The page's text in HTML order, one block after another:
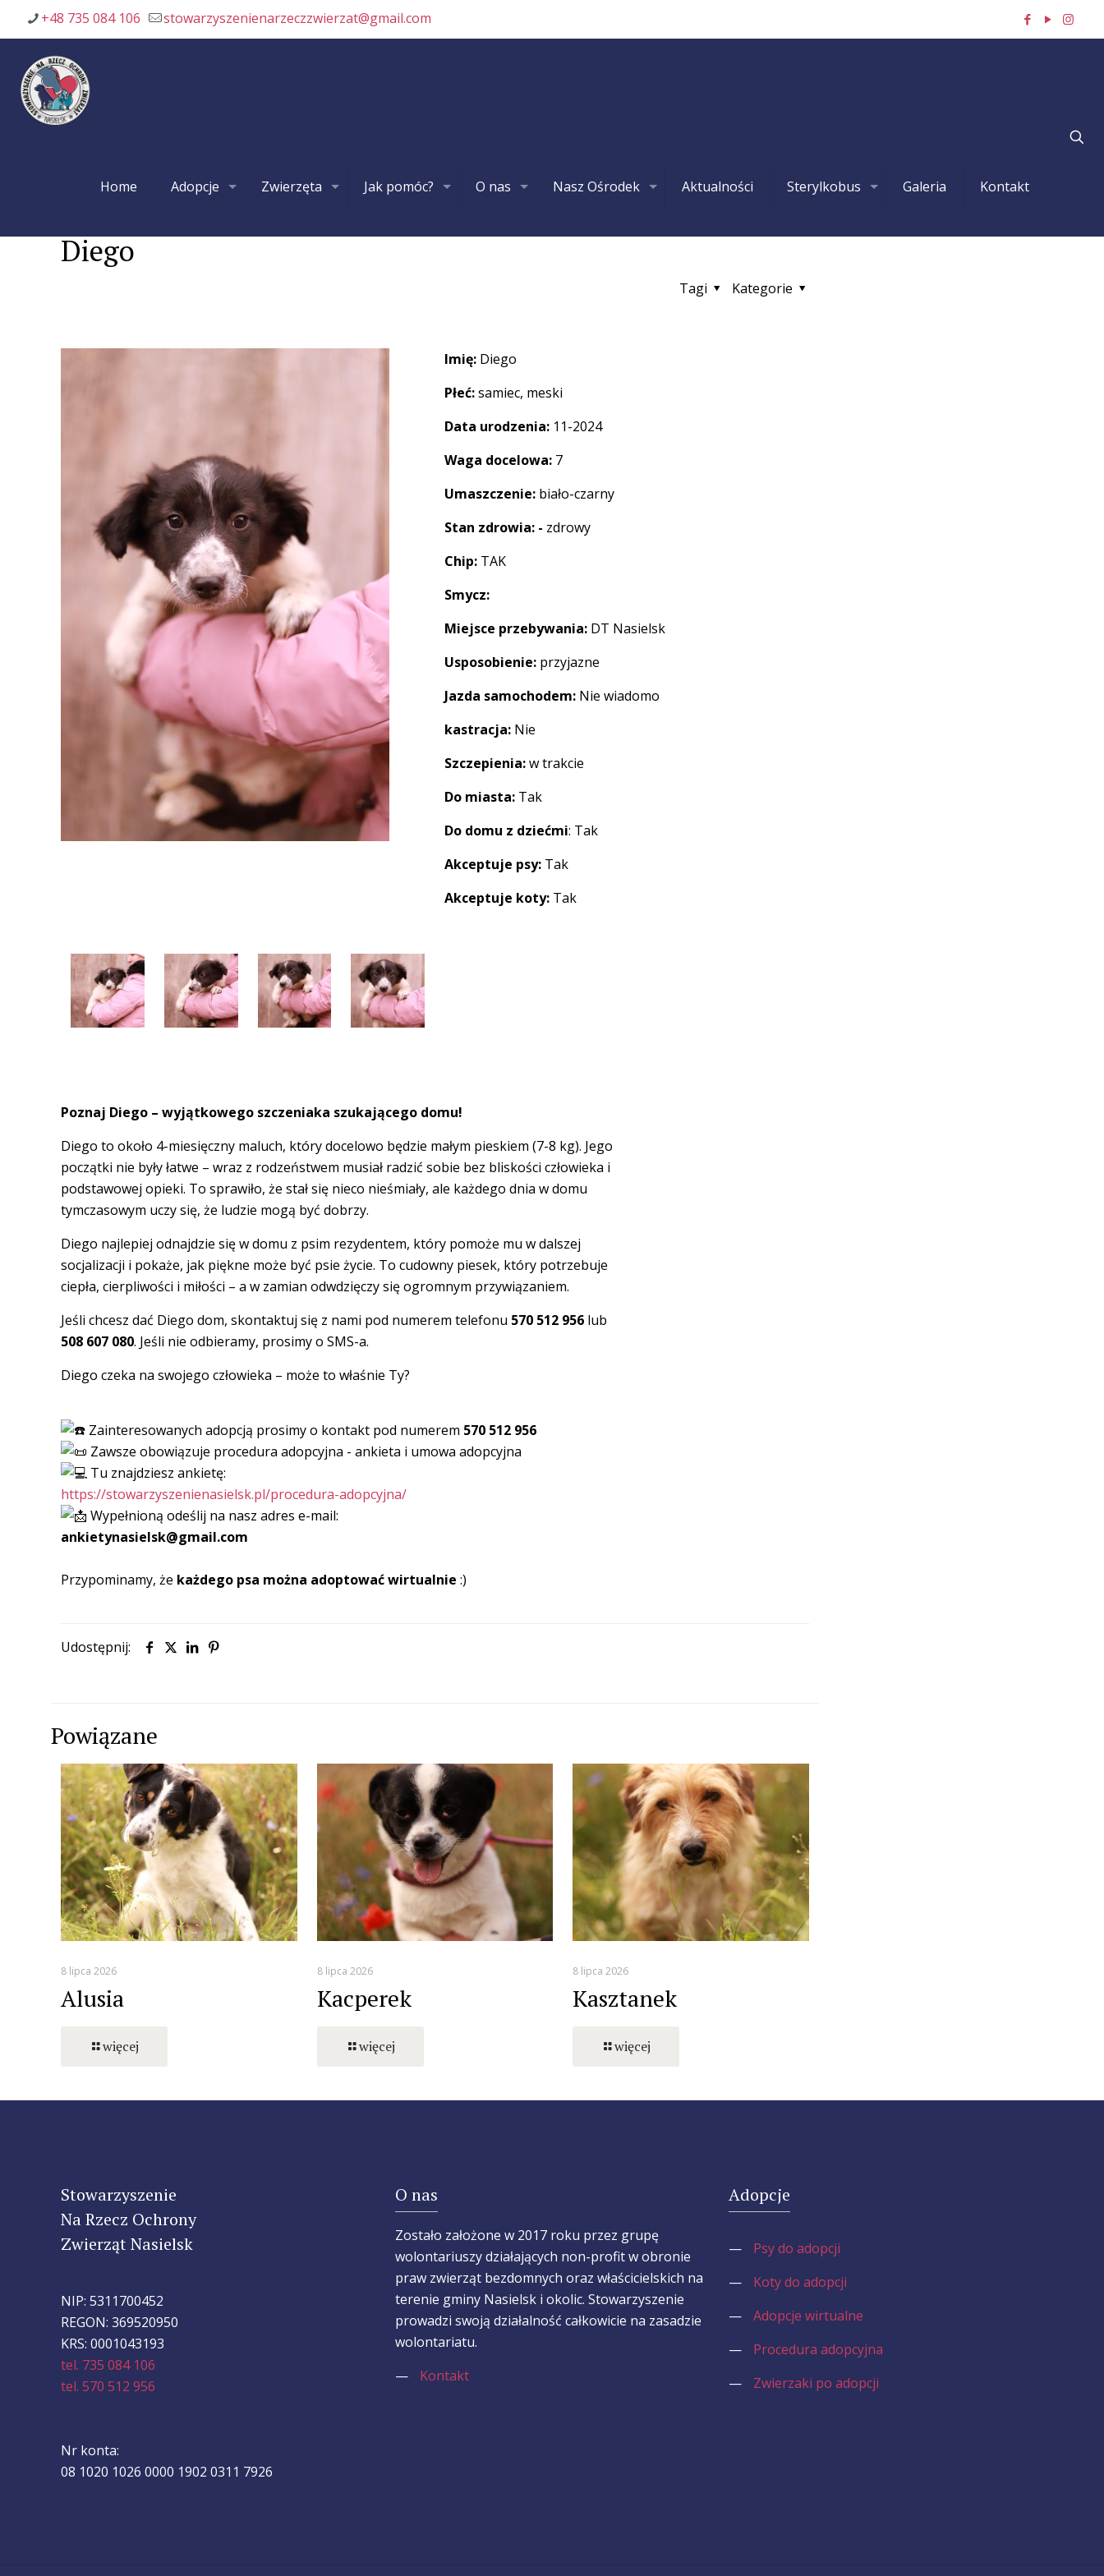
+48 735 084 106 stowarzyszenienarzeczzwierzat@gmail.com
Home Adopcje Zwierzęta Jak pomóc? O nas Nasz Ośrodek Aktualności Sterylkobus Galeria Kontakt
Diego
Kategorie
Tagi
Imię: Diego
Płeć:samiec, meski
Data urodzenia: 11-2024
Waga docelowa: 7
Umaszczenie: biało-czarny
Stan zdrowia: - zdrowy
Chip: TAK
Smycz:
Miejsce przebywania: DT Nasielsk
Usposobienie: przyjazne
Jazda samochodem: Nie wiadomo
kastracja: Nie
Szczepienia:w trakcie
Do miasta: Tak
Do domu z dziećmi: Tak
Akceptuje psy: Tak
Akceptuje koty: Tak
Poznaj Diego – wyjątkowego szczeniaka szukającego domu!
Diego to około 4-miesięczny maluch, który docelowo będzie małym pieskiem (7-8 kg). Jego
początki nie były łatwe – wraz z rodzeństwem musiał radzić sobie bez bliskości człowieka i
podstawowej opieki. To sprawiło, że stał się nieco nieśmiały, ale każdego dnia w domu
tymczasowym uczy się, że ludzie mogą być dobrzy.
Diego najlepiej odnajdzie się w domu z psim rezydentem, który pomoże mu w dalszej
socjalizacji i pokaże, jak piękne może być psie życie. To cudowny piesek, który potrzebuje
ciepła, cierpliwości i miłości – a w zamian odwdzięczy się ogromnym przywiązaniem.
Jeśli chcesz dać Diego dom, skontaktuj się z nami pod numerem telefonu 570 512 956 lub
508 607 080. Jeśli nie odbieramy, prosimy o SMS-a.
Diego czeka na swojego człowieka – może to właśnie Ty?
Zainteresowanych adopcją prosimy o kontakt pod numerem 570 512 956
Zawsze obowiązuje procedura adopcyjna - ankieta i umowa adopcyjna
Tu znajdziesz ankietę:
https://stowarzyszenienasielsk.pl/procedura-adopcyjna/
Wypełnioną odeślij na nasz adres e-mail:
ankietynasielsk@gmail.com
Przypominamy, że każdego psa można adoptować wirtualnie :)
Udostępnij:
Powiązane
8 lipca 2026
Alusia
więcej
8 lipca 2026
Kacperek
więcej
8 lipca 2026
Kasztanek
więcej
Stowarzyszenie
Na Rzecz Ochrony
Zwierząt Nasielsk
NIP: 5311700452
REGON: 369520950
KRS: 0001043193
tel. 735 084 106
tel. 570 512 956
Nr konta:
08 1020 1026 0000 1902 0311 7926
O nas
Zostało założone w 2017 roku przez grupę
wolontariuszy działających non-profit w obronie
praw zwierząt bezdomnych oraz właścicielskich na
terenie gminy Nasielsk i okolic. Stowarzyszenie
prowadzi swoją działalność całkowicie na zasadzie
wolontariatu.
—
Kontakt
Adopcje
—
Psy do adopcji
—
Koty do adopcji
—
Adopcje wirtualne
—
Procedura adopcyjna
—
Zwierzaki po adopcji